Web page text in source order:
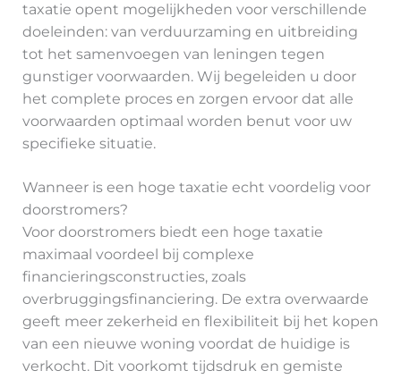
taxatie opent mogelijkheden voor verschillende
doeleinden: van verduurzaming en uitbreiding
tot het samenvoegen van leningen tegen
gunstiger voorwaarden. Wij begeleiden u door
het complete proces en zorgen ervoor dat alle
voorwaarden optimaal worden benut voor uw
specifieke situatie.
Wanneer is een hoge taxatie echt voordelig voor
doorstromers?
Voor doorstromers biedt een hoge taxatie
maximaal voordeel bij complexe
financieringsconstructies, zoals
overbruggingsfinanciering. De extra overwaarde
geeft meer zekerheid en flexibiliteit bij het kopen
van een nieuwe woning voordat de huidige is
verkocht. Dit voorkomt tijdsdruk en gemiste